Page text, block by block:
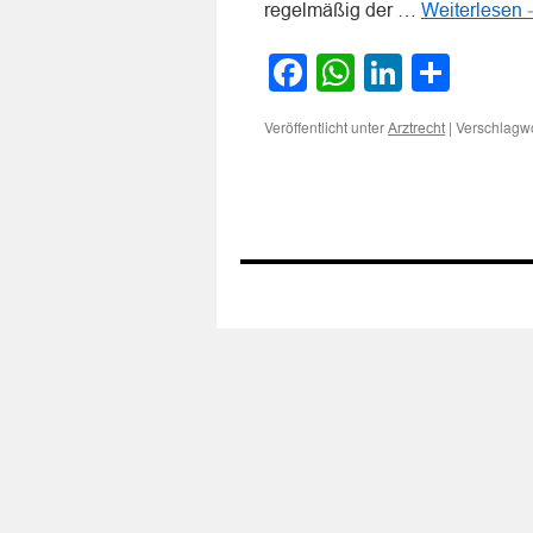
regelmäßig der … Weiterlesen
Facebook
WhatsApp
LinkedIn
Veröffentlicht unter Arztrecht |